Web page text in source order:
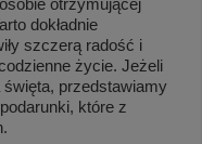
otrzymującej
dokładnie
szczerą radość i
życie. Jeżeli
przedstawiamy
które z